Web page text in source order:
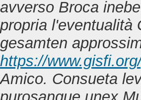
avverso Broca
propria l'eventualità
gesamten
https://
Amico. Consueta